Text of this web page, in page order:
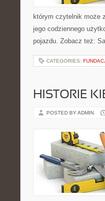
którym czytelnik może
jego codziennego
pojazdu. Zobacz też:
CATEGORIES:
HISTORIE
POSTED BY ADMIN